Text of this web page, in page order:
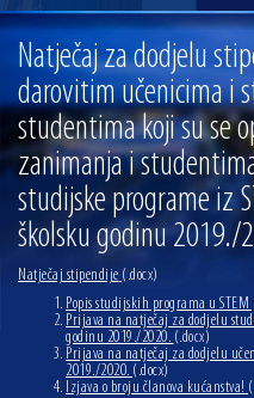
13.07.2026 | Ljetnim izdanjem
07.07.2026 | Održana 8. sjednica
Radić istaknuo da je u osječke
obnovu glavnog osječkog Trga Ante
06.07.2026 | Brevis koncertom u
djelovanja
04.07.2026 | Zbog povoljnih
kontrolom
04.08.2026 | U Osijeku obilježen
hrvatskih branitelja
Natječaj za dodjelu
darovitim učenicima i
studentima koji su se
zanimanja i
studijske programe iz
školsku godinu 2019./
Natječaj stipendije (.docx)
Popis studijskih programa u
Prijava na natječaj za dodjelu
godinu 2019./2020. (.docx)
Prijava na natječaj za dodjelu
2019./2020. (.docx)
Izjava o broju članova kućanstva!